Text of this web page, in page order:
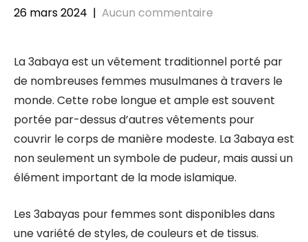
26 mars 2024 | Aucun commentaire
La 3abaya est un vêtement traditionnel porté par
de nombreuses femmes musulmanes à travers le
monde. Cette robe longue et ample est souvent
portée par-dessus d’autres vêtements pour
couvrir le corps de manière modeste. La 3abaya est
non seulement un symbole de pudeur, mais aussi un
élément important de la mode islamique.
Les 3abayas pour femmes sont disponibles dans
une variété de styles, de couleurs et de tissus.